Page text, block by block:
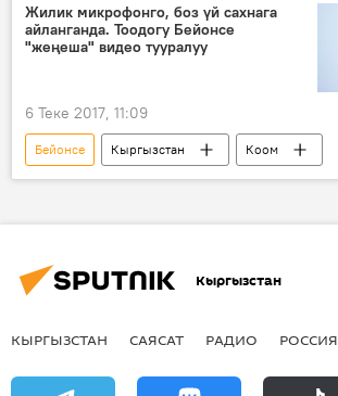
Жилик микрофонго, боз үй сахнага
айланганда. Тоодогу Бейонсе
"жеңеша" видео тууралуу
6 Теке 2017, 11:09
Бейонсе Кыргызстан
Коом
Жаңылыктар
бий Видео
Кыргызстан
КЫРГЫЗСТАН САЯСАТ РАДИО РОССИЯ